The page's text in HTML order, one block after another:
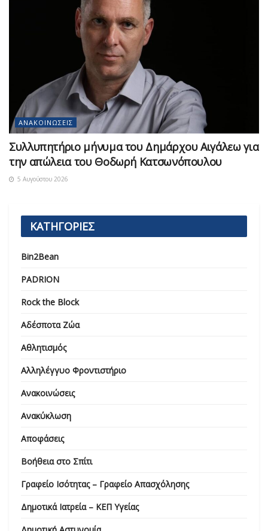
ΑΝΑΚΟΙΝΏΣΕΙΣ
Συλλυπητήριο μήνυμα του Δημάρχου Αιγάλεω για
την απώλεια του Θοδωρή Κατσωνόπουλου
5 Αυγούστου 2026
ΚΑΤΗΓΟΡΙΕΣ
Bin2Bean
PADRION
Rock the Block
Αδέσποτα Ζώα
Αθλητισμός
Αλληλέγγυο Φροντιστήριο
Ανακοινώσεις
Ανακύκλωση
Αποφάσεις
Βοήθεια στο Σπίτι
Γραφείο Ισότητας – Γραφείο Απασχόλησης
Δημοτικά Ιατρεία – ΚΕΠ Υγείας